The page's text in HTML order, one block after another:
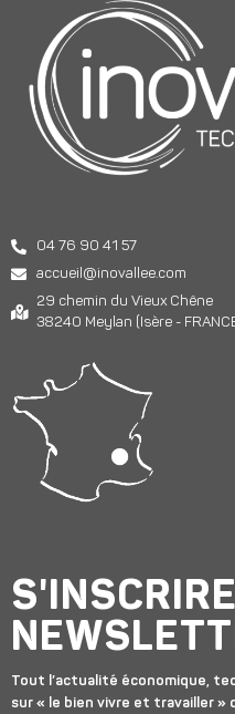
04 76 90 41 57
accueil@inovallee.com
29 chemin du Vieux Chêne
38240 Meylan (Isère -
Tout l’actualité économique,
sur « le bien vivre et travailler